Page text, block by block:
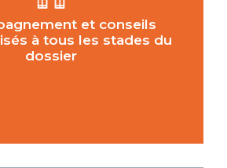
et conseils
à tous les stades du
dossier